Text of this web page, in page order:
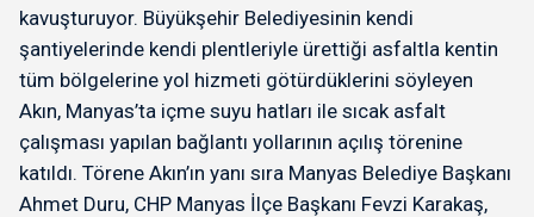
kavuşturuyor. Büyükşehir Belediyesinin kendi
şantiyelerinde kendi plentleriyle ürettiği asfaltla kentin
tüm bölgelerine yol hizmeti götürdüklerini söyleyen
Akın, Manyas’ta içme suyu hatları ile sıcak asfalt
çalışması yapılan bağlantı yollarının açılış törenine
katıldı. Törene Akın’ın yanı sıra Manyas Belediye Başkanı
Ahmet Duru, CHP Manyas İlçe Başkanı Fevzi Karakaş,